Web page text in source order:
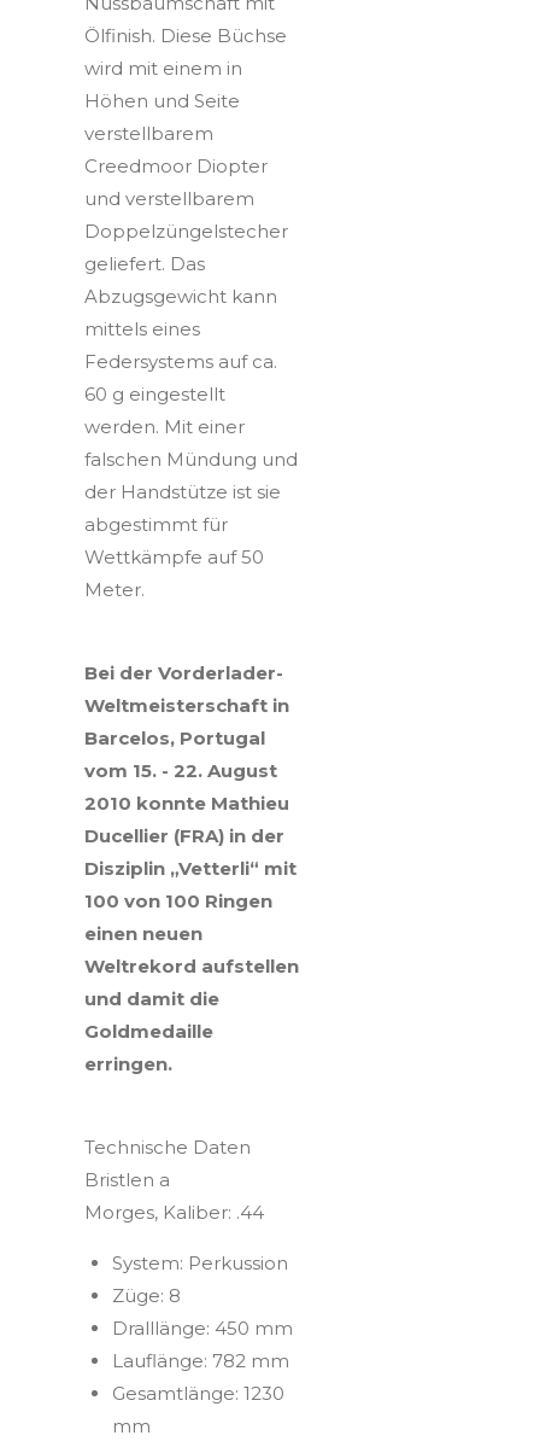
Ölfinish. Diese Büchse
wird mit einem in
Höhen und Seite
verstellbarem
Creedmoor Diopter
und verstellbarem
Doppelzüngelstecher
geliefert. Das
Abzugsgewicht kann
mittels eines
Federsystems auf ca.
60 g eingestellt
werden. Mit einer
falschen Mündung und
der Handstütze ist sie
abgestimmt für
Wettkämpfe auf 50
Meter.
Bei der Vorderlader-
Weltmeisterschaft in
Barcelos, Portugal
vom 15. - 22. August
2010 konnte Mathieu
Ducellier (FRA) in der
Disziplin „Vetterli“ mit
100 von 100 Ringen
einen neuen
Weltrekord aufstellen
und damit die
Goldmedaille
erringen.
Technische Daten
Bristlen a
Morges, Kaliber: .44
System: Perkussion
Züge: 8
Dralllänge: 450 mm
Lauflänge: 782 mm
Gesamtlänge: 1230
mm